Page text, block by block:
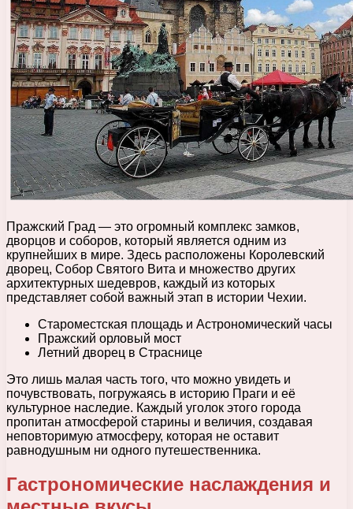
Пражский Град — это огромный комплекс замков,
дворцов и соборов, который является одним из
крупнейших в мире. Здесь расположены Королевский
дворец, Собор Святого Вита и множество других
архитектурных шедевров, каждый из которых
представляет собой важный этап в истории Чехии.
Староместская площадь и Астрономический часы
Пражский орловый мост
Летний дворец в Страснице
Это лишь малая часть того, что можно увидеть и
почувствовать, погружаясь в историю Праги и её
культурное наследие. Каждый уголок этого города
пропитан атмосферой старины и величия, создавая
неповторимую атмосферу, которая не оставит
равнодушным ни одного путешественника.
Гастрономические наслаждения и